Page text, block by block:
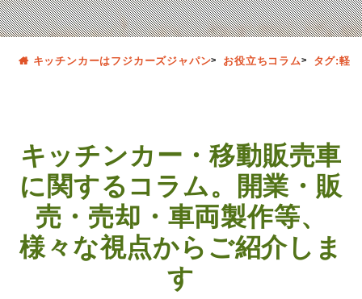
キッチンカーはフジカーズジャパン お役立ちコラム タグ:軽
キッチンカー・移動販売車
に関するコラム。開業・販
売・売却・車両製作等、
様々な視点からご紹介しま
す